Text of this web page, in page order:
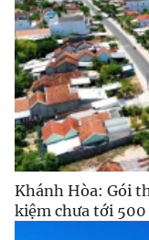
Khánh Hòa: Gói
kiệm chưa tới